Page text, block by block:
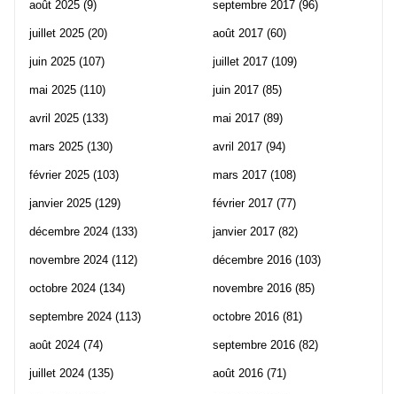
août 2025 (9)
juillet 2025 (20)
juin 2025 (107)
mai 2025 (110)
avril 2025 (133)
mars 2025 (130)
février 2025 (103)
janvier 2025 (129)
décembre 2024 (133)
novembre 2024 (112)
octobre 2024 (134)
septembre 2024 (113)
août 2024 (74)
juillet 2024 (135)
septembre 2017 (96)
août 2017 (60)
juillet 2017 (109)
juin 2017 (85)
mai 2017 (89)
avril 2017 (94)
mars 2017 (108)
février 2017 (77)
janvier 2017 (82)
décembre 2016 (103)
novembre 2016 (85)
octobre 2016 (81)
septembre 2016 (82)
août 2016 (71)